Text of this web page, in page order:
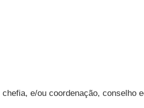
e/ou coordenação, conselho